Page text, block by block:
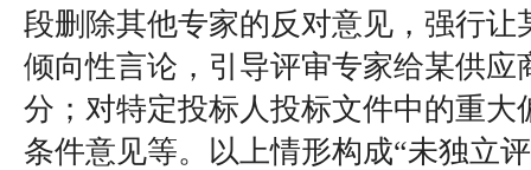
段删除其他专家的反对意见，强行让
倾向性言论，引导评审专家给某供应
分；对特定投标人投标文件中的重大
条件意见等。以上情形构成“未独立